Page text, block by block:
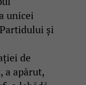
unicei
și
de
a apărut,